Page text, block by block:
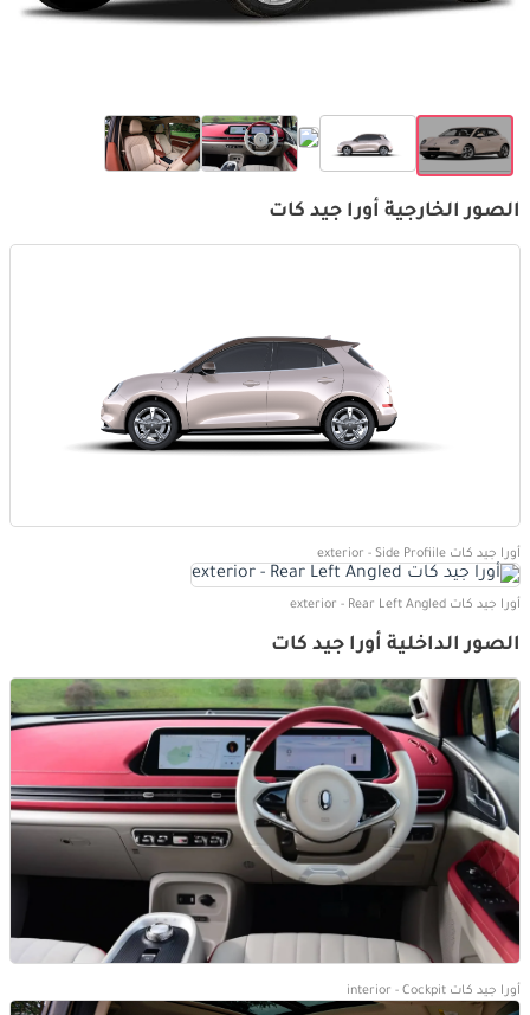
الصور الخارجية أورا جيد كات
أورا جيد كات exterior - Side Profiile
أورا جيد كات exterior - Rear Left Angled
الصور الداخلية أورا جيد كات
أورا جيد كات interior - Cockpit